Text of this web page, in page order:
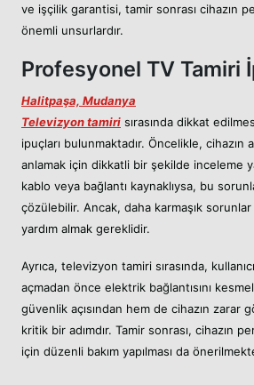
ve işçilik garantisi, tamir sonrası cihazın
önemli unsurlardır.
Profesyonel TV Tamiri
Halitpaşa, Mudanya
Televizyon tamiri sırasında dikkat
ipuçları bulunmaktadır. Öncelikle, cihazın
anlamak için dikkatli bir şekilde inceleme
kablo veya bağlantı kaynaklıysa, bu
çözülebilir. Ancak, daha karmaşık
yardım almak gereklidir.
Ayrıca, televizyon tamiri sırasında,
açmadan önce elektrik bağlantısını
güvenlik açısından hem de cihazın zarar
kritik bir adımdır. Tamir sonrası, cihazın
için düzenli bakım yapılması da